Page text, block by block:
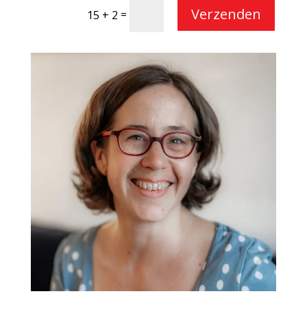
15 + 2 = Verzenden